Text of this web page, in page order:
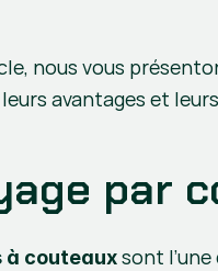
nous vous
avantages et
par
à couteaux sont